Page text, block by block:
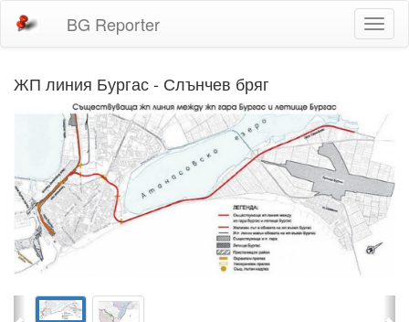
BG Reporter
ЖП линия Бургас - Слънчев бряг
Previous